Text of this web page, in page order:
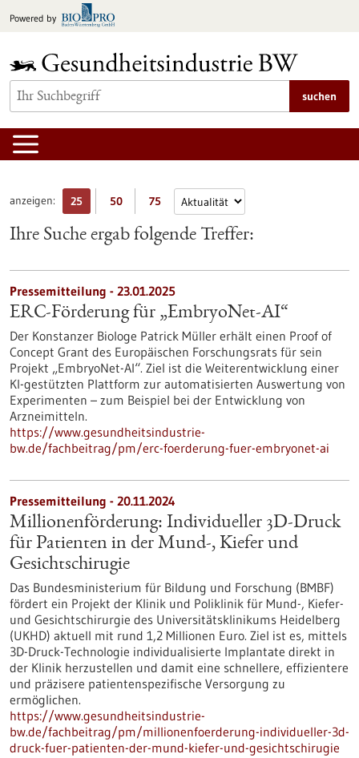
Inhalt
Powered by
suchen
anzeigen: 25 50 75
Ihre Suche ergab folgende Treffer:
Pressemitteilung - 23.01.2025
ERC-Förderung für „EmbryoNet-AI“
Der Konstanzer Biologe Patrick Müller erhält einen Proof of
Concept Grant des Europäischen Forschungsrats für sein
Projekt „EmbryoNet-AI“. Ziel ist die Weiterentwicklung einer
KI-gestützten Plattform zur automatisierten Auswertung von
Experimenten – zum Beispiel bei der Entwicklung von
Arzneimitteln.
https://www.gesundheitsindustrie-
bw.de/fachbeitrag/pm/erc-foerderung-fuer-embryonet-ai
Pressemitteilung - 20.11.2024
Millionenförderung: Individueller 3D-Druck
für Patienten in der Mund-, Kiefer und
Gesichtschirugie
Das Bundesministerium für Bildung und Forschung (BMBF)
fördert ein Projekt der Klinik und Poliklinik für Mund-, Kiefer-
und Gesichtschirurgie des Universitätsklinikums Heidelberg
(UKHD) aktuell mit rund 1,2 Millionen Euro. Ziel ist es, mittels
3D-Druck-Technologie individualisierte Implantate direkt in
der Klinik herzustellen und damit eine schnellere, effizientere
und präzisere patientenspezifische Versorgung zu
ermöglichen.
https://www.gesundheitsindustrie-
bw.de/fachbeitrag/pm/millionenfoerderung-individueller-3d-
druck-fuer-patienten-der-mund-kiefer-und-gesichtschirugie